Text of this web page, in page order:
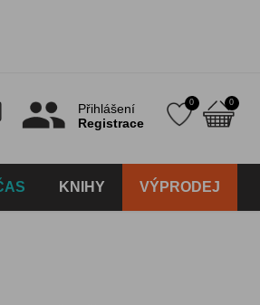
Přihlášení
Registrace
0 0
KNIHY VÝPRODEJ